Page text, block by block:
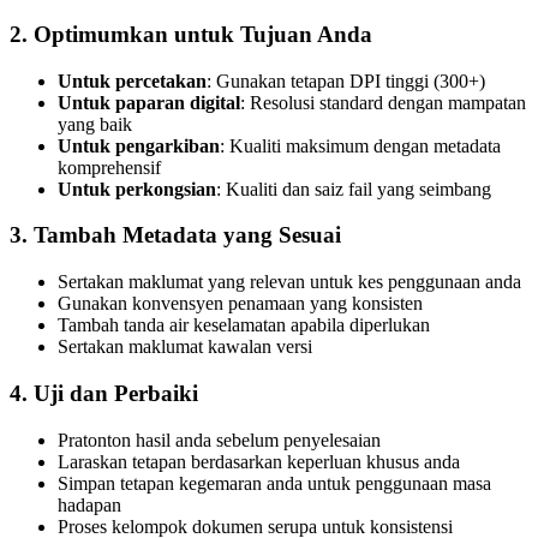
2. Optimumkan untuk Tujuan Anda
Untuk percetakan: Gunakan tetapan DPI tinggi (300+)
Untuk paparan digital: Resolusi standard dengan mampatan
yang baik
Untuk pengarkiban: Kualiti maksimum dengan metadata
komprehensif
Untuk perkongsian: Kualiti dan saiz fail yang seimbang
3. Tambah Metadata yang Sesuai
Sertakan maklumat yang relevan untuk kes penggunaan anda
Gunakan konvensyen penamaan yang konsisten
Tambah tanda air keselamatan apabila diperlukan
Sertakan maklumat kawalan versi
4. Uji dan Perbaiki
Pratonton hasil anda sebelum penyelesaian
Laraskan tetapan berdasarkan keperluan khusus anda
Simpan tetapan kegemaran anda untuk penggunaan masa
hadapan
Proses kelompok dokumen serupa untuk konsistensi